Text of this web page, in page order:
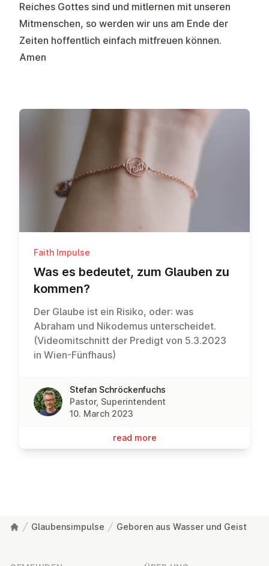
Reiches Gottes sind und mitlernen mit unseren
Mitmenschen, so werden wir uns am Ende der
Zeiten hoffentlich einfach mitfreuen können.
Amen
Faith Impulse
Was es bedeutet, zum Glauben zu
kommen?
Der Glaube ist ein Risiko, oder: was
Abraham und Nikodemus unterscheidet.
(Videomitschnitt der Predigt von 5.3.2023
in Wien-Fünfhaus)
Stefan Schröckenfuchs
Pastor, Superintendent
10. March 2023
read more
Glaubensimpulse Geboren aus Wasser und Geist